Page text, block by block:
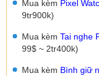
Mua kèm Pixel
9tr900k)
Mua kèm Tai nghe
99$ ~ 2tr400k)
Mua kèm Bình giữ